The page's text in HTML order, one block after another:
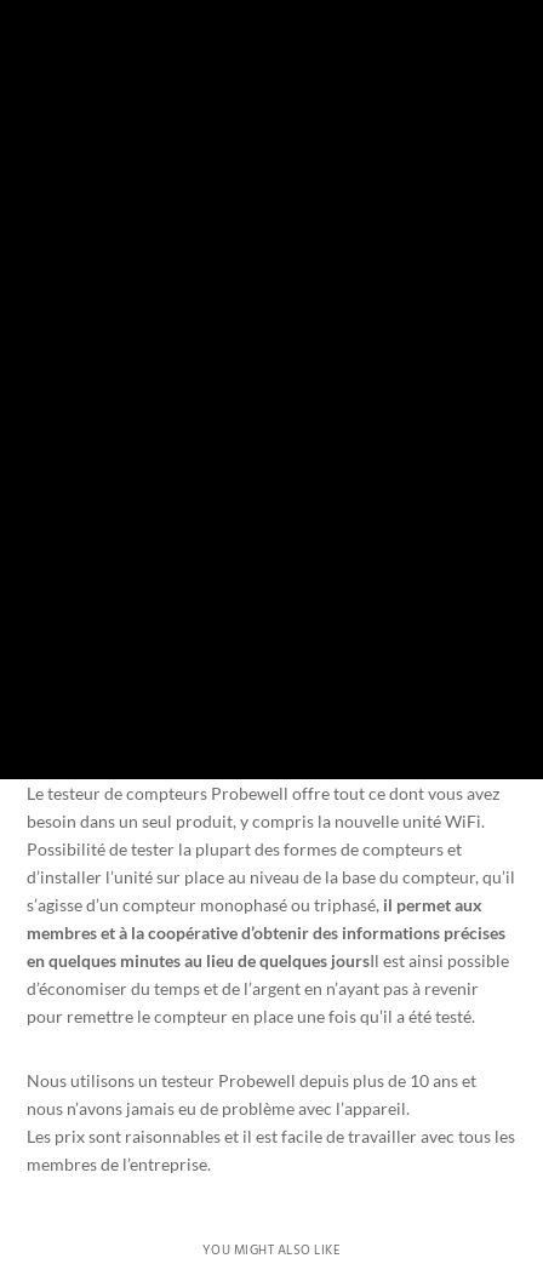
Le testeur de compteurs Probewell offre tout ce dont vous avez
besoin dans un seul produit, y compris la nouvelle unité WiFi.
Possibilité de tester la plupart des formes de compteurs et
d’installer l’unité sur place au niveau de la base du compteur, qu’il
s’agisse d’un compteur monophasé ou triphasé, il permet aux
membres et à la coopérative d’obtenir des informations précises
en quelques minutes au lieu de quelques joursIl est ainsi possible
d’économiser du temps et de l’argent en n’ayant pas à revenir
pour remettre le compteur en place une fois qu’il a été testé.
Nous utilisons un testeur Probewell depuis plus de 10 ans et
nous n’avons jamais eu de problème avec l’appareil.
Les prix sont raisonnables et il est facile de travailler avec tous les
membres de l’entreprise.
YOU MIGHT ALSO LIKE